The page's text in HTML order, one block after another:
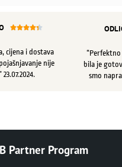

cijena i dostava
nije
bila je
smo
Partner Program